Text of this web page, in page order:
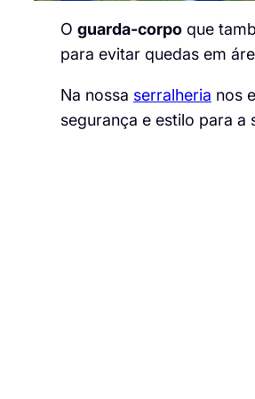
O guarda-corpoque
para evitar quedas em
Na nossa serralheria nos
segurança e estilo para a